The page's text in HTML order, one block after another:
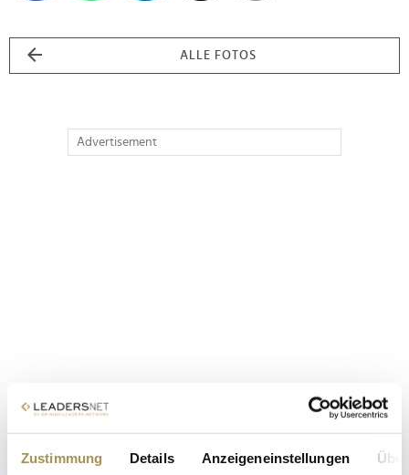
Zustimmung Details Anzeigeneinstellungen
ALLE FOTOS
Advertisement